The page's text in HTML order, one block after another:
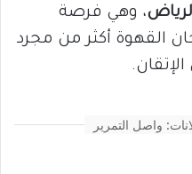
، وهي فرصة
القهوة أكثر من مجرد
واصل التمرير